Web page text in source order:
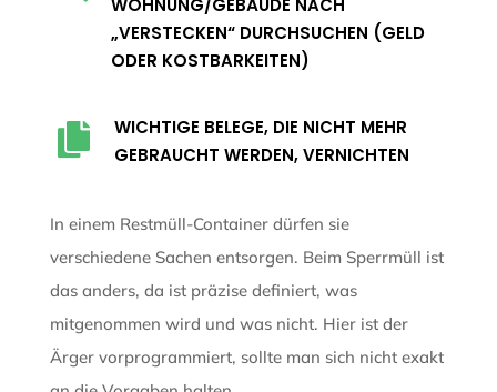
WOHNUNG/GEBÄUDE NACH
„VERSTECKEN“ DURCHSUCHEN (GELD
ODER KOSTBARKEITEN)

WICHTIGE BELEGE, DIE NICHT MEHR
GEBRAUCHT WERDEN, VERNICHTEN
In einem Restmüll-Container dürfen sie
verschiedene Sachen entsorgen. Beim Sperrmüll ist
das anders, da ist präzise definiert, was
mitgenommen wird und was nicht. Hier ist der
Ärger vorprogrammiert, sollte man sich nicht exakt